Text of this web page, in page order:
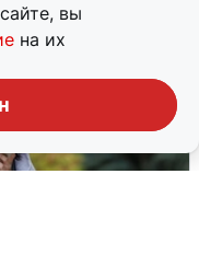
вы
на их